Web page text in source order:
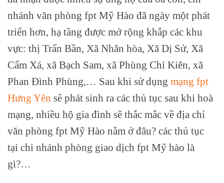
nhánh văn phòng fpt Mỹ Hào đã ngày một phát
triển hơn, hạ tầng được mở rộng khắp các khu
vực: thị Trấn Bần, Xã Nhân hòa, Xã Dị Sử, Xã
Cẩm Xá, xã Bạch Sam, xã Phùng Chí Kiên, xã
Phan Đình Phùng,… Sau khi sử dụng mạng fpt
Hưng Yên sẽ phát sinh ra các thủ tục sau khi hoà
mạng, nhiều hộ gia đình sẽ thắc mắc về địa chỉ
văn phòng fpt Mỹ Hào nằm ở đâu? các thủ tục
tại chi nhánh phòng giao dịch fpt Mỹ hào là
gì?…